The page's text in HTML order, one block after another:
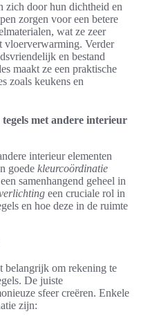
zich door hun dichtheid en
zorgen voor een betere
wat ze zeer
vloerverwarming. Verder
en bestand
maakt ze een praktische
zoals keukens en
met andere interieur
interieur elementen
goede kleurcoördinatie
samenhangend geheel in
een cruciale rol in
en hoe deze in de ruimte
belangrijk om rekening te
De juiste
sfeer creëren. Enkele
zijn: